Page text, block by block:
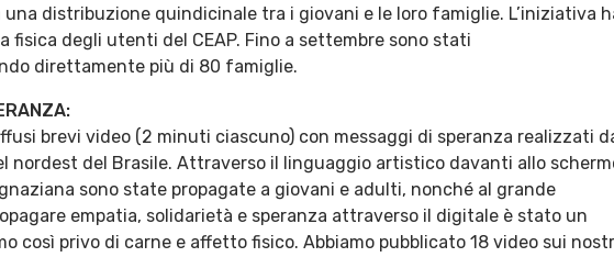
distribuzione quindicinale tra i giovani e le loro famiglie. L’iniziativa
degli utenti del CEAP. Fino a settembre sono stati
direttamente più di 80 famiglie.
brevi video (2 minuti ciascuno) con messaggi di speranza realizzati
nordest del Brasile. Attraverso il linguaggio artistico davanti allo
sono state propagate a giovani e adulti, nonché al grande
empatia, solidarietà e speranza attraverso il digitale è stato un
così privo di carne e affetto fisico. Abbiamo pubblicato 18 video sui